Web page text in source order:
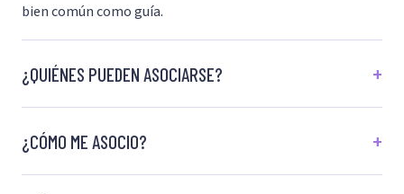
bien común como guía.
¿QUIÉNES PUEDEN ASOCIARSE?
¿CÓMO ME ASOCIO?